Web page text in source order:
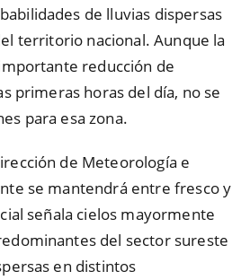
de lluvias dispersas
territorio nacional. Aunque la
reducción de
primeras horas del día, no se
para esa zona.
de Meteorología e
se mantendrá entre fresco y
señala cielos mayormente
del sector sureste
en distintos